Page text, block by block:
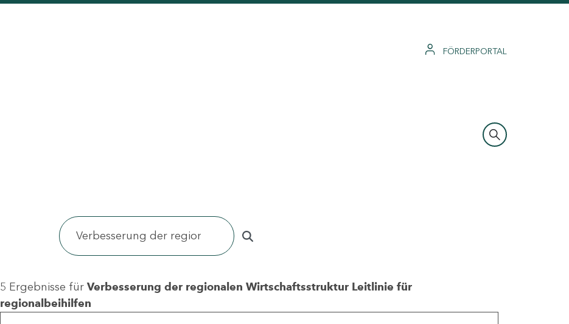
FÖRDERPORTAL
5 Ergebnisse für Verbesserung der regionalen Wirtschaftsstruktur Leitlinie für
regionalbeihilfen